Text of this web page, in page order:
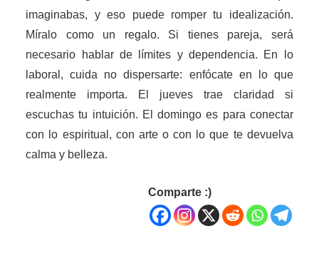
imaginabas, y eso puede romper tu idealización.
Míralo como un regalo. Si tienes pareja, será
necesario hablar de límites y dependencia. En lo
laboral, cuida no dispersarte: enfócate en lo que
realmente importa. El jueves trae claridad si
escuchas tu intuición. El domingo es para conectar
con lo espiritual, con arte o con lo que te devuelva
calma y belleza.
Comparte :)